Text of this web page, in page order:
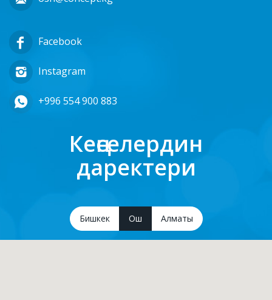
Facebook
Instagram
+996 554 900 883
Кеңселердин
даректери
Бишкек Ош Алматы